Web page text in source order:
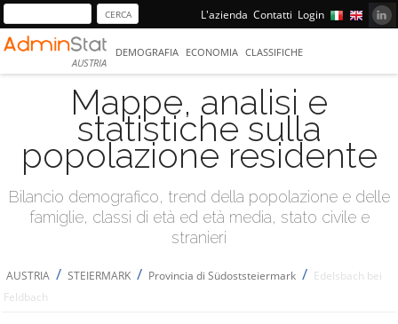
L'azienda Contatti Login
AUSTRIA
DEMOGRAFIA ECONOMIA CLASSIFICHE
Mappe, analisi e
statistiche sulla
popolazione residente
Bilancio demografico, trend della popolazione e delle
famiglie, classi di età ed età media, stato civile e
stranieri
AUSTRIA / STEIERMARK / Provincia di Südoststeiermark / Edelsbach bei
Feldbach